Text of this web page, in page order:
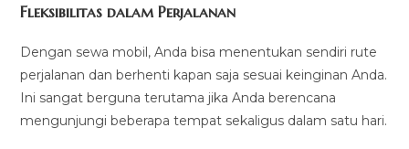
Fleksibilitas dalam Perjalanan
Dengan sewa mobil, Anda bisa menentukan sendiri rute
perjalanan dan berhenti kapan saja sesuai keinginan Anda.
Ini sangat berguna terutama jika Anda berencana
mengunjungi beberapa tempat sekaligus dalam satu hari.